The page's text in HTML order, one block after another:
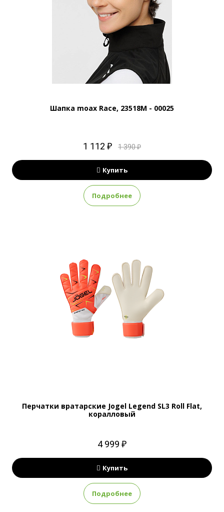
Шапка moax Race, 23518M - 00025
1 112 ₽ 1 390 ₽
Купить
Подробнее
Перчатки вратарские Jogel Legend SL3 Roll Flat,
коралловый
4 999 ₽
Купить
Подробнее